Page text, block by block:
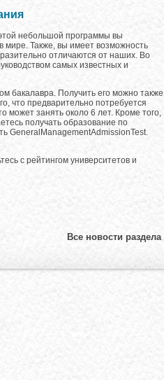
небольшой программы вы
мире. Также, вы имеет возможность
отличаются от наших. Во
самых известных и
бакалавра. Получить его можно также
что предварительно потребуется
может занять около 6 лет. Кроме того,
получать образование по
GeneralManagementAdmissionTest.
с рейтингом университетов и
Все новости раздела